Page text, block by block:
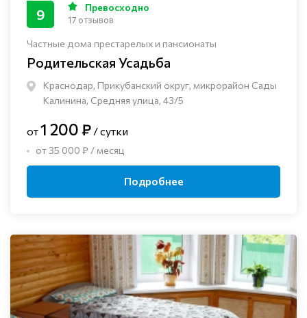
Частные дома престарелых и пансионаты
Родительская Усадьба
Краснодар, Прикубанский округ, микрорайон Сады
Калинина, Средняя улица, 43/5
9 Превосходно
17 отзывов
от1 200 ₽ / сутки
от 35 000 ₽ / месяц
Подробнее